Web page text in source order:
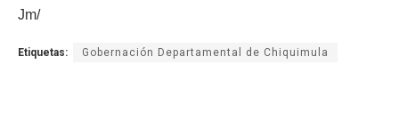
Jm/
Etiquetas: Gobernación Departamental de Chiquimula